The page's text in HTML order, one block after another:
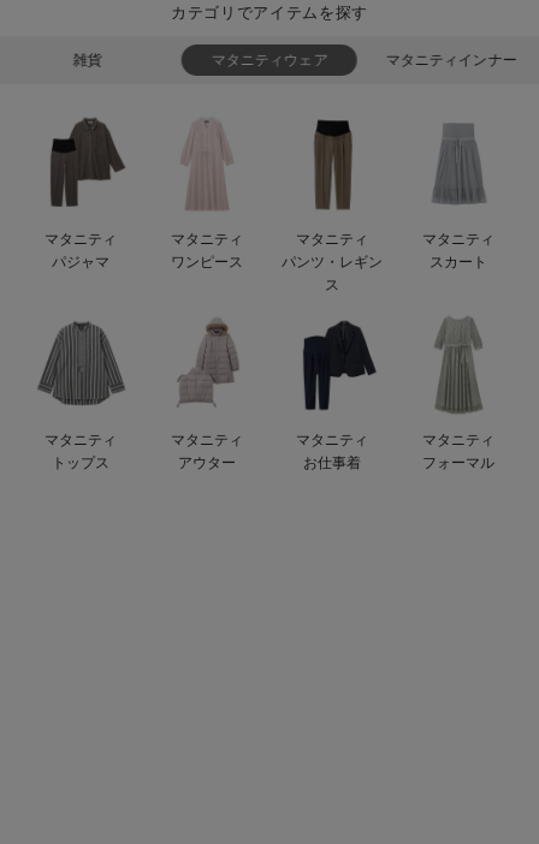
カテゴリでアイテムを探す
雑貨 マタニティウェア マタニティインナー
マタニティ
パジャマ
マタニティ
ワンピース
マタニティ
パンツ・レギン
ス
マタニティ
スカート
マタニティ
トップス
マタニティ
アウター
マタニティ
お仕事着
マタニティ
フォーマル